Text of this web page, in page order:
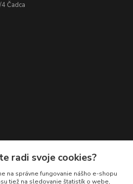
Čadca
radi svoje cookies?
na správne fungovanie nášho e-shopu
tiež na sledovanie štatistík o webe,